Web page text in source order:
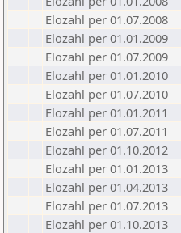
Elozahl per 01.07.2008
Elozahl per 01.01.2009
Elozahl per 01.07.2009
Elozahl per 01.01.2010
Elozahl per 01.07.2010
Elozahl per 01.01.2011
Elozahl per 01.07.2011
Elozahl per 01.10.2012
Elozahl per 01.01.2013
Elozahl per 01.04.2013
Elozahl per 01.07.2013
Elozahl per 01.10.2013